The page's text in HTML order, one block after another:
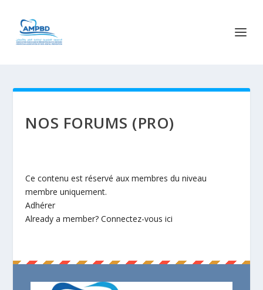
NOS FORUMS (PRO)
Ce contenu est réservé aux membres du niveau
membre uniquement.
Adhérer
Already a member? Connectez-vous ici